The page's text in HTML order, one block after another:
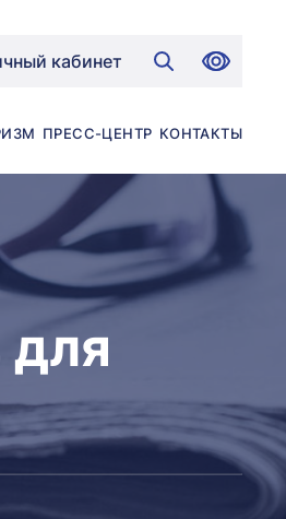
кабинет
ПРЕСС-ЦЕНТР КОНТАКТЫ
для